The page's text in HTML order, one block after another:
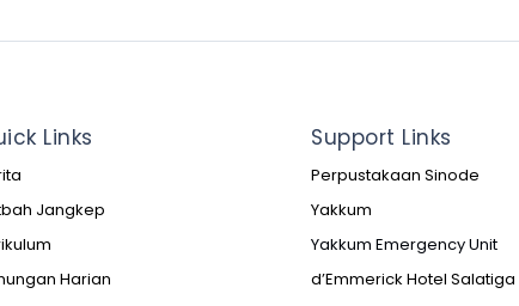
Links
Jangkep
Harian
Support Links
Perpustakaan Sinode
Yakkum
Yakkum Emergency Unit
d’Emmerick Hotel Salatiga